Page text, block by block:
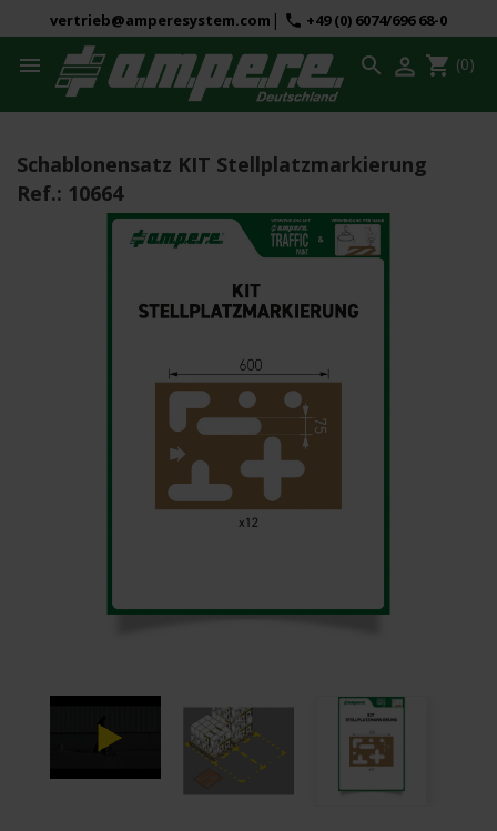
vertrieb@amperesystem.com | phone +49 (0) 6074/696 68-0
 shopping_cart (0)


Schablonensatz KIT Stellplatzmarkierung
Ref.: 10664